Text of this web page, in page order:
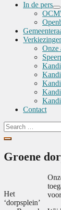
In de pers
Onze
Contact
Search
for:
Groene
Het
‘dorpsplein’